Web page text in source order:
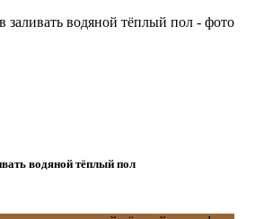
водяной тёплый пол